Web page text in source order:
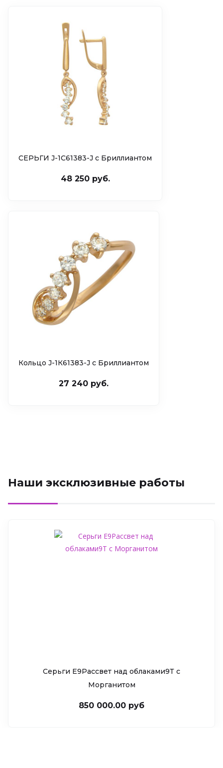
СЕРЬГИ J-1С61383-J c Бриллиантом
48 250 руб.
Кольцо J-1К61383-J c Бриллиантом
27 240 руб.
Наши эксклюзивные работы
Серьги Е9Рассвет над облаками9Т c
Морганитом
850 000.00 руб